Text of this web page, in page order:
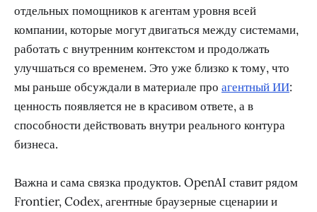
отдельных помощников к агентам уровня всей
компании, которые могут двигаться между системами,
работать с внутренним контекстом и продолжать
улучшаться со временем. Это уже близко к тому, что
мы раньше обсуждали в материале про агентный ИИ:
ценность появляется не в красивом ответе, а в
способности действовать внутри реального контура
бизнеса.
Важна и сама связка продуктов. OpenAI ставит рядом
Frontier, Codex, агентные браузерные сценарии и